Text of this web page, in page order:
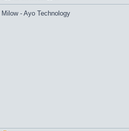
Milow - Ayo Technology